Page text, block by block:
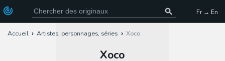
Fr → En
Accueil Artistes, personnages, séries Xoco
Xoco